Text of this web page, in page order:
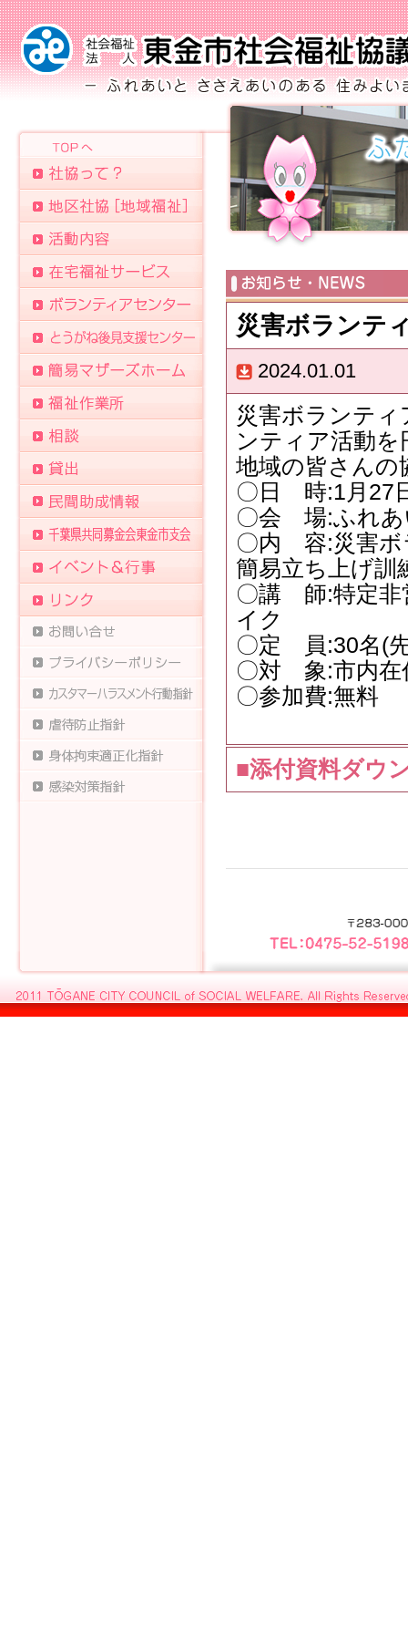
災害ボランテ
2024.01.01
災害ボランテ
ンティア活動
地域の皆さんの
〇日 時:1月27
〇会 場:ふれあ
〇内 容:災害ボ
簡易立ち上げ訓
〇講 師:特定非
イク
〇定 員:30名(
〇対 象:市内在
〇参加費:無料
■添付資料ダウ